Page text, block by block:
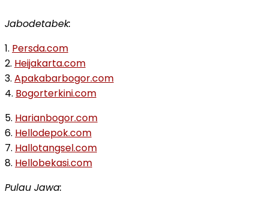
Jabodetabek:
1. Persda.com
2. Heijakarta.com
3. Apakabarbogor.com
4. Bogorterkini.com
5. Harianbogor.com
6. Hellodepok.com
7. Hallotangsel.com
8. Hellobekasi.com
Pulau Jawa: